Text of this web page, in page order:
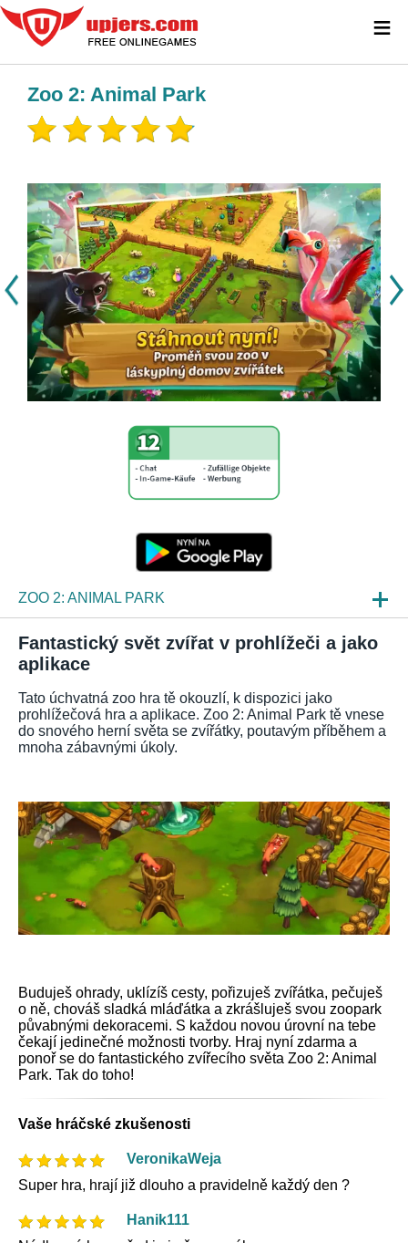
Zoo 2: Animal Park
ZOO 2: ANIMAL PARK
NOVINKY
NÁHLEDY HER
ČKO
Fantastický svět zvířat v prohlížeči a jako
aplikace
Tato úchvatná zoo hra tě okouzlí, k dispozici jako
prohlížečová hra a aplikace. Zoo 2: Animal Park tě vnese
do snového herní světa se zvířátky, poutavým příběhem a
mnoha zábavnými úkoly.
Buduješ ohrady, uklízíš cesty, pořizuješ zvířátka, pečuješ
o ně, chováš sladká mláďátka a zkrášluješ svou zoopark
půvabnými dekoracemi. S každou novou úrovní na tebe
čekají jedinečné možnosti tvorby. Hraj nyní zdarma a
ponoř se do fantastického zvířecího světa Zoo 2: Animal
Park. Tak do toho!
Vaše hráčské zkušenosti
VeronikaWeja
Super hra, hrají již dlouho a pravidelně každý den ?
Hanik111
≡